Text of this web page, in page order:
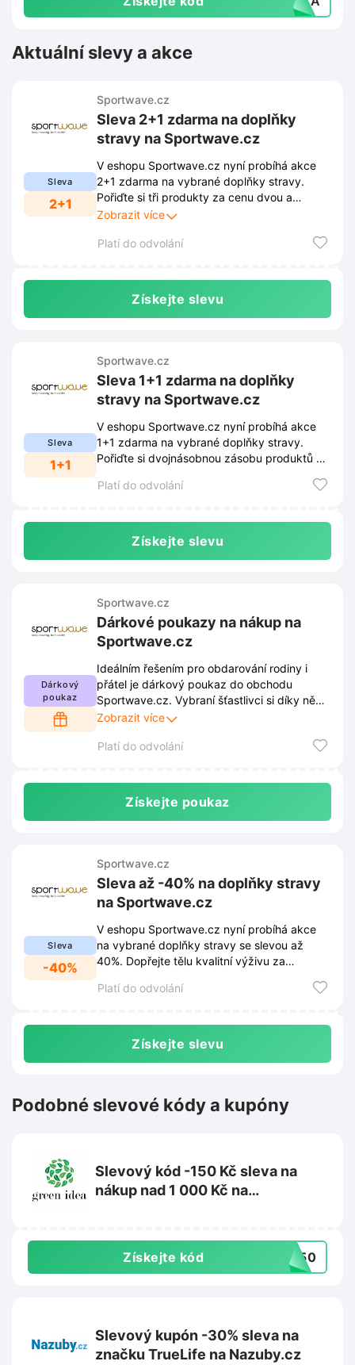
Aktuální slevy a akce
Sleva
2+1
Sportwave.cz
Sleva 2+1 zdarma na doplňky
stravy na Sportwave.cz
V eshopu Sportwave.cz nyní probíhá akce
2+1 zdarma na vybrané doplňky stravy.
Pořiďte si tři produkty za cenu dvou a
ušetřete tak 33 procent z celkové hodnoty
Zobrazit více
Platí do odvolání
Získejte slevu
Sleva
1+1
Sportwave.cz
Sleva 1+1 zdarma na doplňky
stravy na Sportwave.cz
V eshopu Sportwave.cz nyní probíhá akce
1+1 zdarma na vybrané doplňky stravy.
Pořiďte si dvojnásobnou zásobu produktů za
Platí do odvolání
Získejte slevu
Dárkový
poukaz
Sportwave.cz
Dárkové poukazy na nákup na
Sportwave.cz
Ideálním řešením pro obdarování rodiny i
přátel je dárkový poukaz do obchodu
Sportwave.cz. Vybraní šťastlivci si díky němu
zvolí přesně to, co skutečně využijí.
Zobrazit více
Platí do odvolání
Získejte poukaz
Sleva
-40%
Sportwave.cz
Sleva až -40% na doplňky stravy
na Sportwave.cz
V eshopu Sportwave.cz nyní probíhá akce
na vybrané doplňky stravy se slevou až
40%. Dopřejte tělu kvalitní výživu za
Platí do odvolání
Získejte slevu
Podobné slevové kódy a kupóny
Slevový kód -150 Kč sleva na
nákup nad 1 000 Kč na
Získejte kód R150
Slevový kupón -30% sleva na
značku TrueLife na Nazuby.cz